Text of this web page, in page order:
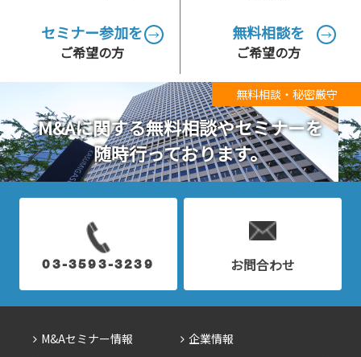
セミナー参加を
ご希望の方
→ 無料相談を
ご希望の方
→
無料相談・秘密厳守
M&Aに関する無料相談やセミナーを
随時行っております。
03-3593-3239 お問合わせ
M&Aセミナー情報 企業情報